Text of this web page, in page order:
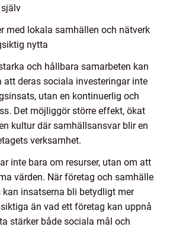
med lokala samhällen och nätverk
nytta
och hållbara samarbeten kan
att deras sociala investeringar inte
utan en kontinuerlig och
Det möjliggör större effekt, ökat
kultur där samhällsansvar blir en
verksamhet.
inte bara om resurser, utan om att
värden. När företag och samhälle
insatserna bli betydligt mer
än vad ett företag kan uppnå
stärker både sociala mål och